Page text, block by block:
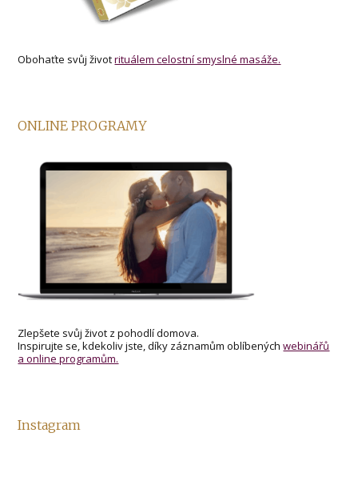
Obohaťte svůj životrituálem celostní smyslné masáže.
ONLINE PROGRAMY
Zlepšete svůj život z pohodlí domova.
Inspirujte se, kdekoliv jste, díky záznamům oblíbenýchwebinářů
a online programům.
Instagram